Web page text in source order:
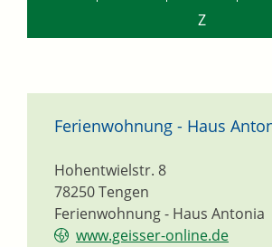
Z
Ferienwohnung - Haus
Ferienwohnung - Haus Antonia
Hohentwielstr. 8
78250Tengen
www.geisser-online.de